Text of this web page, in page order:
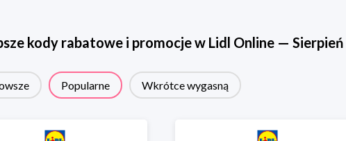
kody rabatowe i promocje w Lidl Online— Sierpień
Popularne Wkrótce wygasną